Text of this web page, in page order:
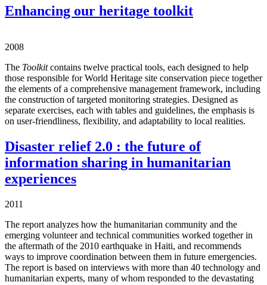
Enhancing our heritage toolkit
2008
The Toolkitcontains twelve practical tools, each designed to help
those responsible for World Heritage site conservation piece together
the elements of a comprehensive management framework, including
the construction of targeted monitoring strategies. Designed as
separate exercises, each with tables and guidelines, the emphasis is
on user-friendliness, flexibility, and adaptability to local realities.
Disaster relief 2.0 : the future of
information sharing in humanitarian
experiences
2011
The report analyzes how the humanitarian community and the
emerging volunteer and technical communities worked together in
the aftermath of the 2010 earthquake in Haiti, and recommends
ways to improve coordination between them in future emergencies.
The report is based on interviews with more than 40 technology and
humanitarian experts, many of whom responded to the devastating